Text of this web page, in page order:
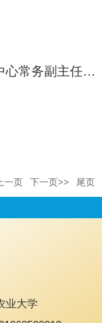
广东农村政策研究中心常务副主任、华南农业大学丁颖领军学者(B岗)、教授，博士生导师、广东省“百千万工程”首批智库专家。
一页 下一页>> 尾页
业大学